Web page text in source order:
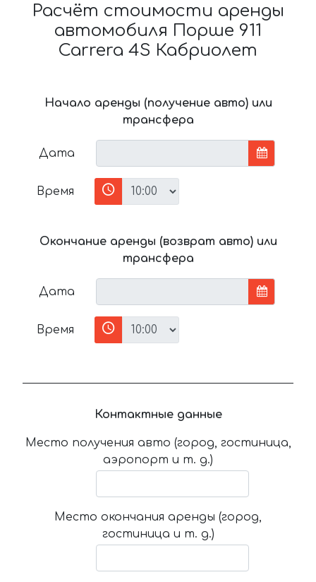
Расчёт стоимости аренды
автомобиля Порше 911
Carrera 4S Кабриолет
Начало аренды (получение авто) или
трансфера
Дата
Время
Окончание аренды (возврат авто) или
трансфера
Дата
Время
Контактные данные
Место получения авто (город, гостиница,
аэропорт и т. д.)
Место окончания аренды (город,
гостиница и т. д.)